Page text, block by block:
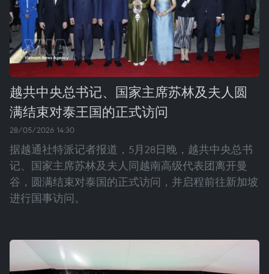
越共中央总书记、国家主席苏林及夫人圆
满结束对泰王国的正式访问
28/05/2026 14:30
据越通社特派记者报道，5月28日晚，越共中央总书
记、国家主席苏林及夫人同越南高级代表团离开曼
谷，圆满结束对泰国的正式访问，并启程前往新加坡
进行国事访问。